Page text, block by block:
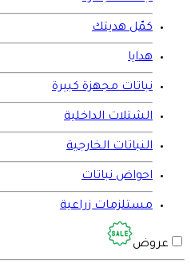
كمّل هديتك
هدايا
نباتات مجهزة كبيرة
الشتلات الداخلية
النباتات الخارجية
احواض نباتات
مستلزمات زراعية
عروض